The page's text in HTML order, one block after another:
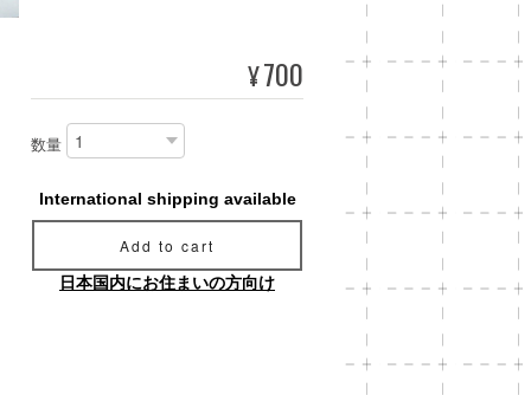
¥700
数量
International shipping available
Add to cart
日本国内にお住まいの方向け